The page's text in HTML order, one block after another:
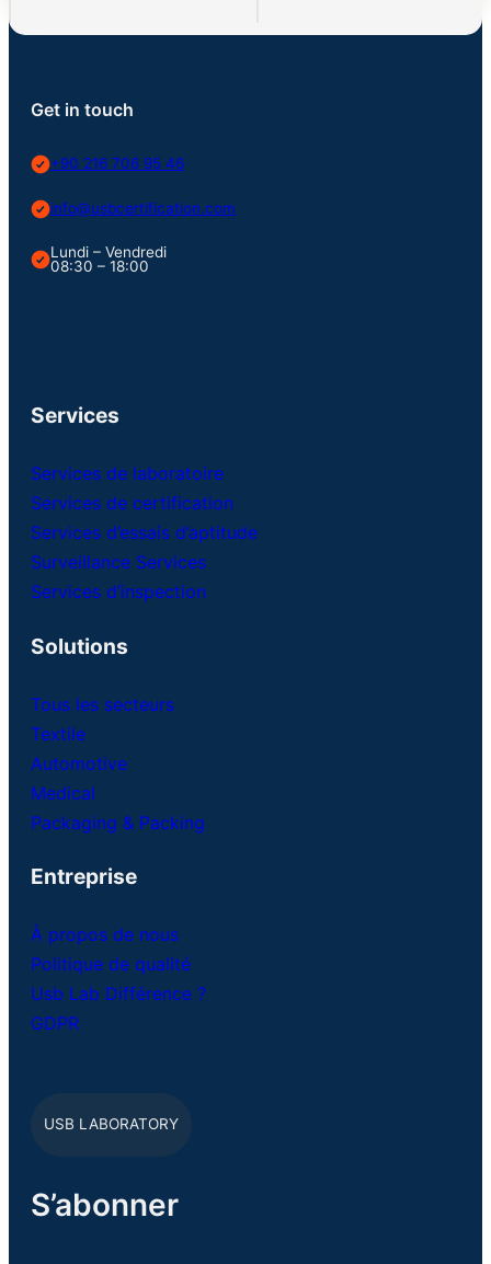
Get in touch
+90 216 706 95 46
info@usbcertification.com
Lundi – Vendredi
08:30 – 18:00
Services
Services de laboratoire
Services de certification
Services d’essais d’aptitude
Surveillance Services
Services d’inspection
Solutions
Tous les secteurs
Textile
Automotive
Medical
Packaging & Packing
Entreprise
À propos de nous
Politique de qualité
Usb Lab Différence ?
GDPR
USB LABORATORY
S’abonner